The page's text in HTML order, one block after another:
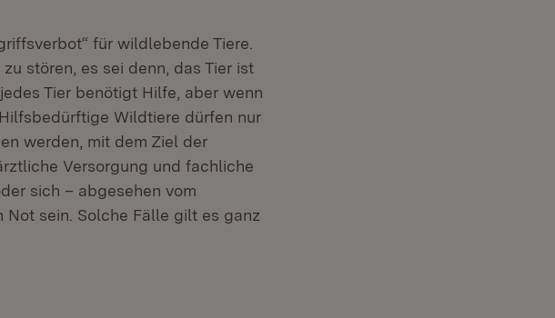
Fenster)für wildlebende Tiere.
stören, es sei denn, das Tier ist
Tier benötigt Hilfe, aber wenn
Wildtiere dürfen nur
werden, mit dem Ziel der
Versorgung und fachliche
sich – abgesehen vom
sein. Solche Fälle gilt es ganz